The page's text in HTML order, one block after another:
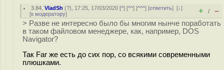
3.84 ,VladSh (?), 17:25, 17/03/2020 [^] [^^] [^^^] [ответить][↓]
[к модератору] + / –
> Разве не интересно было бы многим нынче поработать
в таком файловом менеджере, как, например, DOS
Navigator?
Так Far же есть до сих пор, со всякими современными
плюшками.